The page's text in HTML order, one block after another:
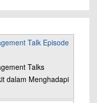
Talk Episode
Talks
dalam Menghadapi